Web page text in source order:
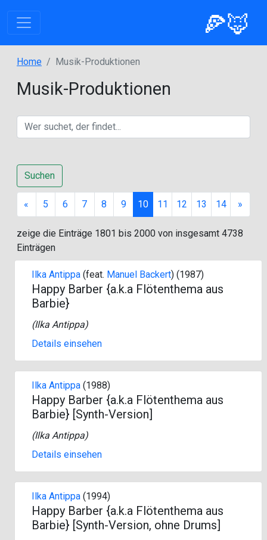
🍕🦊
Home Musik-Produktionen
Musik-Produktionen
Suchen
« Previous
5 6 7 8 9 10 11 12 13 14 »
zeige die Einträge 1801 bis 2000 von insgesamt 4738
Einträgen
Ilka Antippa (feat. Manuel Backert) (1987)
Happy Barber {a.k.a Flötenthema aus
Barbie}
(Ilka Antippa)
Details einsehen
Ilka Antippa (1988)
Happy Barber {a.k.a Flötenthema aus
Barbie} [Synth-Version]
(Ilka Antippa)
Details einsehen
Ilka Antippa (1994)
Happy Barber {a.k.a Flötenthema aus
Barbie} [Synth-Version, ohne Drums]